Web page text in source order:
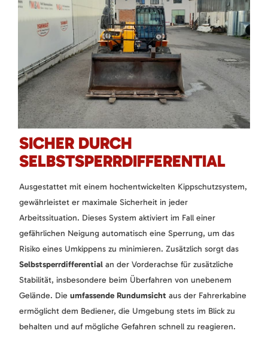
SICHER DURCH
SELBSTSPERRDIFFERENTIAL
Ausgestattet mit einem hochentwickelten Kippschutzsystem,
gewährleistet er maximale Sicherheit in jeder
Arbeitssituation. Dieses System aktiviert im Fall einer
gefährlichen Neigung automatisch eine Sperrung, um das
Risiko eines Umkippens zu minimieren. Zusätzlich sorgt das
Selbstsperrdifferential an der Vorderachse für zusätzliche
Stabilität, insbesondere beim Überfahren von unebenem
Gelände. Die umfassende Rundumsicht aus der Fahrerkabine
ermöglicht dem Bediener, die Umgebung stets im Blick zu
behalten und auf mögliche Gefahren schnell zu reagieren.